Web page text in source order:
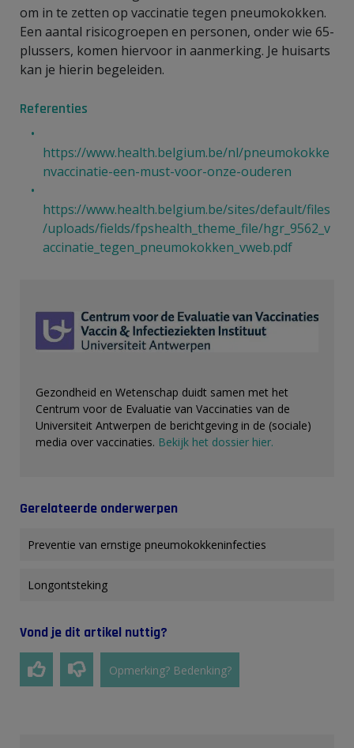
om in te zetten op vaccinatie tegen pneumokokken.
Een aantal risicogroepen en personen, onder wie 65-
plussers, komen hiervoor in aanmerking. Je huisarts
kan je hierin begeleiden.
Referenties
https://www.health.belgium.be/nl/pneumokokke
nvaccinatie-een-must-voor-onze-ouderen
https://www.health.belgium.be/sites/default/files
/uploads/fields/fpshealth_theme_file/hgr_9562_v
accinatie_tegen_pneumokokken_vweb.pdf
Gezondheid en Wetenschap duidt samen met het
Centrum voor de Evaluatie van Vaccinaties van de
Universiteit Antwerpen de berichtgeving in de (sociale)
media over vaccinaties. Bekijk het dossier hier.
Gerelateerde onderwerpen
Preventie van ernstige pneumokokkeninfecties
Longontsteking
Vond je dit artikel nuttig?
Opmerking? Bedenking?